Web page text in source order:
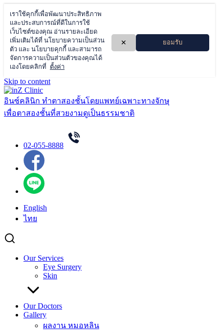
Skip to content
อินซ์คลินิก ทำตาสองชั้นโดยแพทย์เฉพาะทางจักษุ
เพื่อตาสองชั้นที่สวยงามดูเป็นธรรมชาติ
02-055-8888
English
ไทย
Our Services
Eye Surgery
Skin
Our Doctors
Gallery
ผลงาน หมอหลิน